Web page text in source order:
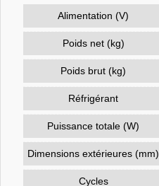
Alimentation (V)
Poids net (kg)
Poids brut (kg)
Réfrigérant
Puissance totale (W)
Dimensions extérieures (mm)
Cycles